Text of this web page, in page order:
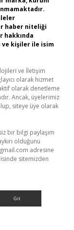
haber niteliği
hakkında
ve kişiler ile isim
ve İletişim
olarak hizmet
olarak denetleme
Ancak, üyelerimiz
siteye üye olarak
bir bilgi paylaşım
olduğunu
adresine
sitemizden